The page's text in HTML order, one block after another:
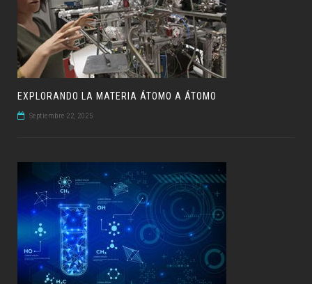
EXPLORANDO LA MATERIA ÁTOMO A ÁTOMO
Septiembre 22, 2025